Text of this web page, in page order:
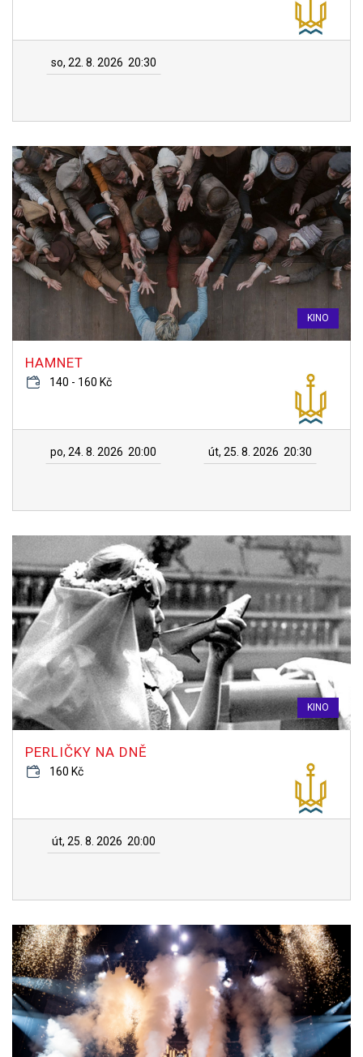
so, 22. 8. 2026 20:30
KINO
HAMNET
140 - 160 Kč
po, 24. 8. 2026 20:00 út, 25. 8. 2026 20:30
KINO
PERLIČKY NA DNĚ
160 Kč
út, 25. 8. 2026 20:00